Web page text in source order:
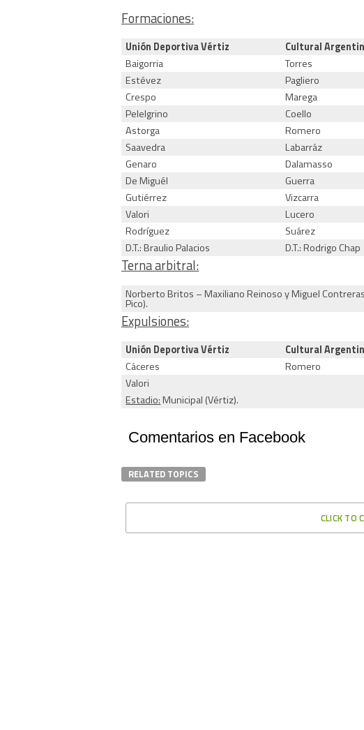
Formaciones:
Unión Deportiva Vértiz
Cultural
Baigorria
Torres
Estévez
Pagliero
Crespo
Marega
Pelelgrino
Coello
Astorga
Romero
Saavedra
Labarráz
Genaro
Dalamasso
De Miguél
Guerra
Gutiérrez
Vizcarra
Valori
Lucero
Rodríguez
Suárez
D.T.: Braulio Palacios
D.T.: Rodrigo Chap
Terna arbitral:
Norberto Britos – Maxiliano Reinoso y Miguel
Pico).
Expulsiones:
Unión Deportiva Vértiz
Cultural
Cáceres
Romero
Valori
Estadio:Municipal (Vértiz).
Comentarios en Facebook
RELATED TOPICS
CLICK TO